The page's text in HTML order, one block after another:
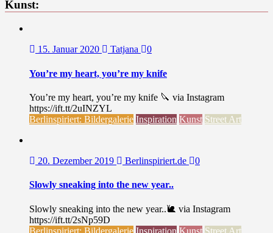
Kunst:
15. Januar 2020 Tatjana 0
You’re my heart, you’re my knife
You’re my heart, you’re my knife 🔪 via Instagram
https://ift.tt/2uINZYL
Berlinspiriert: Bildergalerie Inspiration Kunst Street Art
20. Dezember 2019 Berlinspiriert.de 0
Slowly sneaking into the new year..
Slowly sneaking into the new year..🐌 via Instagram
https://ift.tt/2sNp59D
Berlinspiriert: Bildergalerie Inspiration Kunst Street Art